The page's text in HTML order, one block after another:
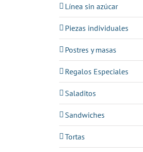
Línea sin azúcar
Piezas individuales
Postres y masas
Regalos Especiales
Saladitos
Sandwiches
Tortas